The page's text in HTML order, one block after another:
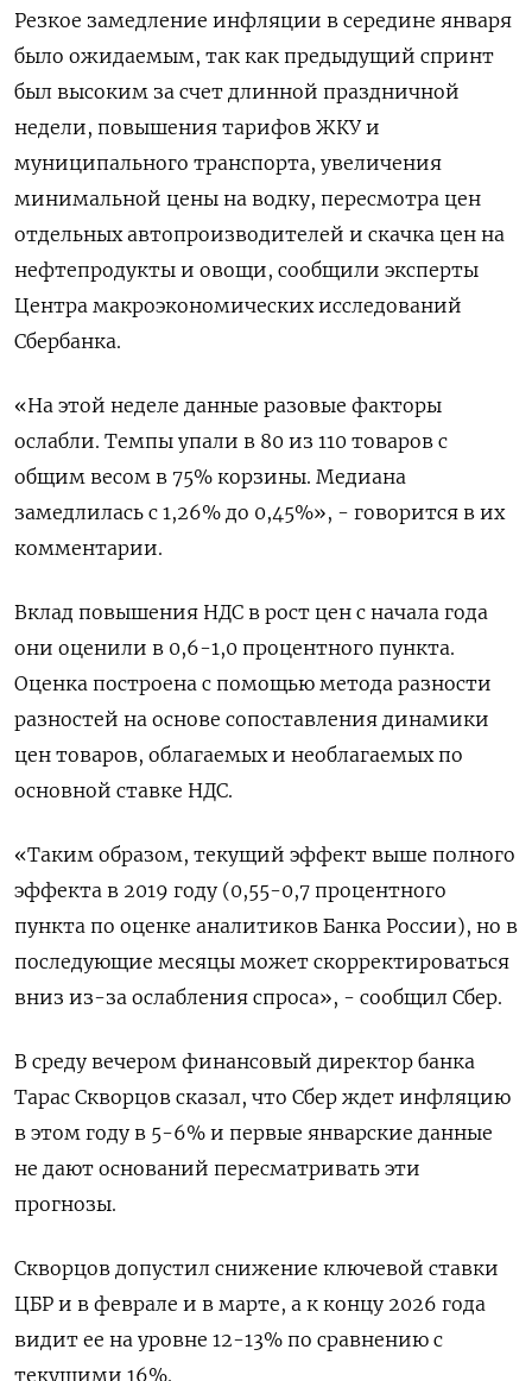
Резкое ⁠замедление инфляции в середине января
было ожидаемым, так как предыдущий спринт
был высоким за счет длинной праздничной
недели, повышения тарифов ‌ЖКУ и
муниципального транспорта, увеличения
минимальной цены на водку, пересмотра цен
отдельных автопроизводителей и скачка цен на
‍нефтепродукты и овощи, сообщили эксперты
Центра макроэкономических исследований
Сбербанка.
«На этой неделе данные разовые факторы
ослабли. Темпы ‌упали в 80 из 110 товаров с
общим весом в 75% корзины. Медиана
замедлилась с 1,26% до ​0,45%», - говорится в их
комментарии.
Вклад повышения НДС в рост цен с начала года
они оценили в 0,6-1,0 процентного пункта.
Оценка построена с помощью метода разности
разностей ⁠на основе сопоставления динамики
цен товаров, облагаемых и необлагаемых по
‍основной ставке НДС.
«Таким образом, текущий эффект выше полного
эффекта в 2019 году (0,55-0,7 ‌процентного
пункта по оценке аналитиков Банка России), но в
последующие месяцы может скорректироваться
вниз из-за ослабления спроса», - сообщил Сбер.
В среду вечером финансовый директор банка
Тарас Скворцов сказал, что Сбер ждет инфляцию
в этом году в 5-6% и первые январские данные
не дают оснований пересматривать эти
прогнозы.
Скворцов допустил снижение ключевой ставки
ЦБР и в феврале и в марте, а к концу 2026 года
видит ее на уровне 12-13% по сравнению с
текущими 16%.